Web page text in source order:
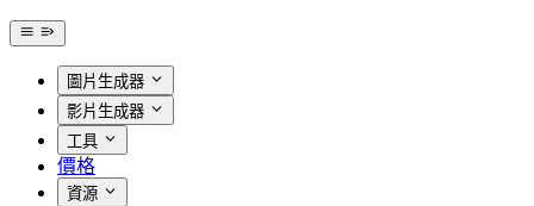
圖片生成器
影片生成器
工具
價格
資源